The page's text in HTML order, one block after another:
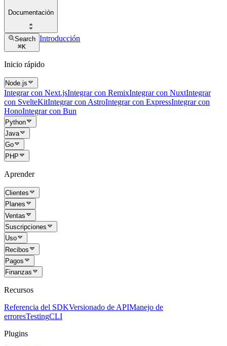
Documentación
Search
⌘K
Introducción
Inicio rápido
Node.js
Integrar con Next.jsIntegrar con RemixIntegrar con NuxtIntegrar
con SvelteKitIntegrar con AstroIntegrar con ExpressIntegrar con
HonoIntegrar con Bun
Python
Java
Go
PHP
Aprender
Clientes
Planes
Ventas
Suscripciones
Uso
Recibos
Pagos
Finanzas
Recursos
Referencia del SDKVersionado de APIManejo de
erroresTestingCLI
Plugins